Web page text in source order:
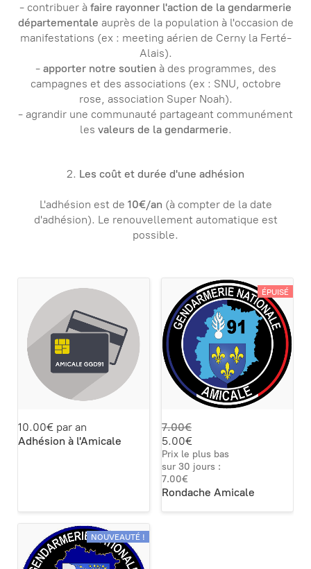
- contribuer à faire rayonner l'action de la gendarmerie
départementale auprès de la population à l'occasion de
manifestations (ex : meeting aérien de Cerny la Ferté-
Alais).
- apporter notre soutien à des programmes, des
campagnes et des associations (ex : SNU, octobre
rose, association Super Noah).
- agrandir une communauté partageant communément
les valeurs de la gendarmerie.
2. Les coût et durée d'une adhésion
L'adhésion est de 10€/an (à compter de la date
d'adhésion). Le renouvellement automatique est
possible.
10.00€ par an
Adhésion à l'Amicale
ÉPUISÉ
7.00€
5.00€
Prix le plus bas
sur 30 jours :
7.00€
Rondache Amicale
NOUVEAUTÉ !